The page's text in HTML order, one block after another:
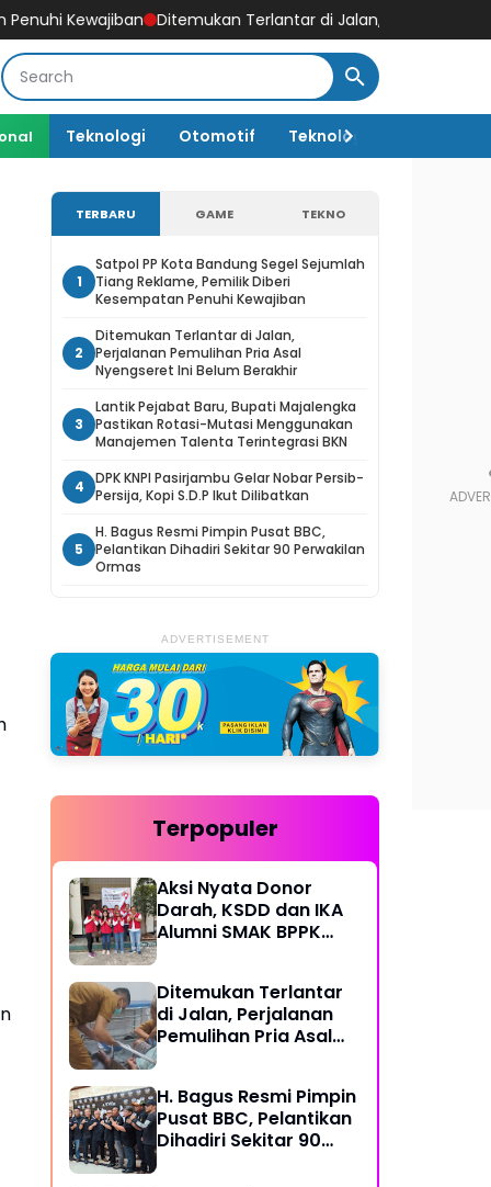
Ditemukan Terlantar di Jalan, Perjalanan Pemulihan Pria
Teknologi Otomotif Teknologi AI
TERBARU GAME TEKNO
1
Satpol PP Kota Bandung Segel Sejumlah
Tiang Reklame, Pemilik Diberi
Kesempatan Penuhi Kewajiban
2
Ditemukan Terlantar di Jalan,
Perjalanan Pemulihan Pria Asal
Nyengseret Ini Belum Berakhir
3
Lantik Pejabat Baru, Bupati Majalengka
Pastikan Rotasi-Mutasi Menggunakan
Manajemen Talenta Terintegrasi BKN
4
DPK KNPI Pasirjambu Gelar Nobar Persib-
Persija, Kopi S.D.P Ikut Dilibatkan
5
H. Bagus Resmi Pimpin Pusat BBC,
Pelantikan Dihadiri Sekitar 90 Perwakilan
Ormas
ADVERTISEMENT
Terpopuler
Aksi Nyata Donor
Darah, KSDD dan IKA
Alumni SMAK BPPK
Ditemukan Terlantar
di Jalan, Perjalanan
Pemulihan Pria Asal
H. Bagus Resmi Pimpin
Pusat BBC, Pelantikan
Dihadiri Sekitar 90